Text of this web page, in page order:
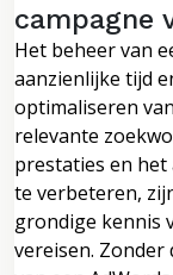
campagne
Het beheer van
aanzienlijke tijd
optimaliseren
relevante
prestaties en het
te verbeteren,
grondige kennis
vereisen.